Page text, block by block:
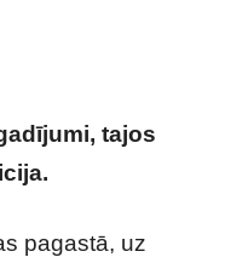
tajos
pagastā, uz